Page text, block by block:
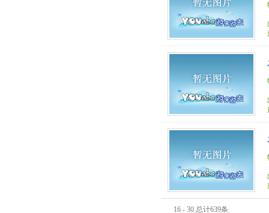
16 - 30 总计639条